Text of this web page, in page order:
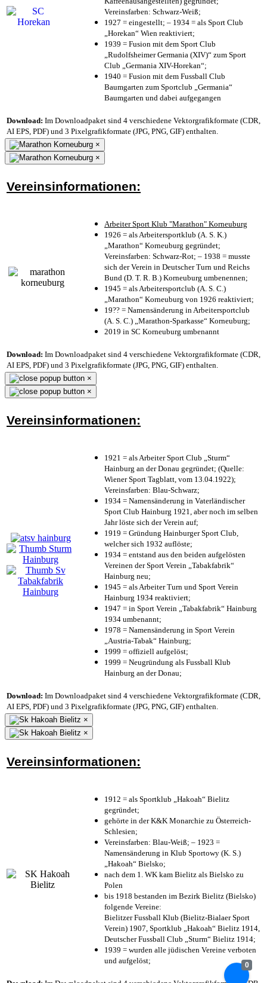
0
Vereinsfarben: Schwarz-Weiß;
1927 = eingestellt; – 1934 = als Sport Club
„Horekan“ Wien reaktiviert;
1939 = Fusion mit dem Sport Club
„Rudolfsheimer Germania (XIV)“ zum Sport
Club „Germania XIV-Horekan“;
1940 = Fusion mit dem Fussball Club
Baumgarten zum Sportclub „Germania“
Baumgarten und dabei aufgegangen
Download: Im Downloadpaket sind 4 verschiedene Vektorgrafikformate (CDR,
AI EPS, PDF) und 3 Pixelgrafikformate (JPG, PNG, GIF) enthalten.
×
×
Vereinsinformationen:
Arbeiter Sport Klub "Marathon" Korneuburg
1926 = als Arbeitersportklub (A. S. K.)
„Marathon“ Korneuburg gegründet;
Vereinsfarben: Schwarz-Rot; – 1938 = musste
sich der Verein in Deutscher Turn und Reichs
Bund (D. T. R. B.) Korneuburg umbenennen;
1945 = als Arbeitersportclub (A. S. C.)
„Marathon“ Korneuburg von 1926 reaktiviert;
19?? = Namensänderung in Arbeitersportclub
(A. S. C.) „Marathon-Sparkasse“ Korneuburg;
2019 in SC Korneuburg umbenannt
Download: Im Downloadpaket sind 4 verschiedene Vektorgrafikformate (CDR,
AI EPS, PDF) und 3 Pixelgrafikformate (JPG, PNG, GIF) enthalten.
×
×
Vereinsinformationen:
1921 = als Arbeiter Sport Club „Sturm“
Hainburg an der Donau gegründet; (Quelle:
Wiener Sport Tagblatt, vom 13.04.1922);
Vereinsfarben: Blau-Schwarz;
1934 = Namensänderung in Vaterländischer
Sport Club Hainburg 1921, aber noch im selben
Jahr löste sich der Verein auf;
1919 = Gründung Hainburger Sport Club,
welcher sich 1932 auflöste;
1934 = entstand aus den beiden aufgelösten
Vereinen der Sport Verein „Tabakfabrik“
Hainburg neu;
1945 = als Arbeiter Turn und Sport Verein
Hainburg 1934 reaktiviert;
1947 = in Sport Verein „Tabakfabrik“ Hainburg
1934 umbenannt;
1978 = Namensänderung in Sport Verein
„Austria-Tabak“ Hainburg;
1999 = offiziell aufgelöst;
1999 = Neugründung als Fussball Klub
Hainburg an der Donau;
Download: Im Downloadpaket sind 4 verschiedene Vektorgrafikformate (CDR,
AI EPS, PDF) und 3 Pixelgrafikformate (JPG, PNG, GIF) enthalten.
×
×
Vereinsinformationen:
1912 = als Sportklub „Hakoah“ Bielitz
gegründet;
gehörte in der K&K Monarchie zu Österreich-
Schlesien;
Vereinsfarben: Blau-Weiß; – 1923 =
Namensänderung in Klub Sportowy (K. S.)
„Hakoah“ Bielsko;
nach dem 1. WK kam Bielitz als Bielsko zu
Polen
bis 1918 bestanden im Bezirk Bielitz (Bielsko)
folgende Vereine:
Bielitzer Fussball Klub (Bielitz-Bialaer Sport
Verein) 1907, Sportklub „Hakoah“ Bielitz 1914,
Deutscher Fussball Club „Sturm“ Bielitz 1914;
1939 = wurden alle jüdischen Vereine verboten
und aufgelöst;